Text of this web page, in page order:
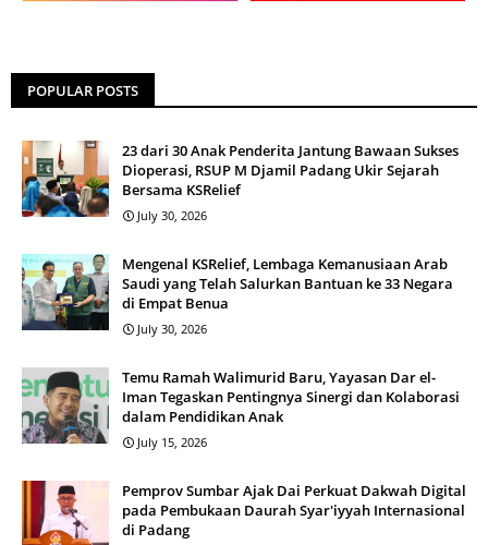
POPULAR POSTS
23 dari 30 Anak Penderita Jantung Bawaan Sukses
Dioperasi, RSUP M Djamil Padang Ukir Sejarah
Bersama KSRelief
July 30, 2026
Mengenal KSRelief, Lembaga Kemanusiaan Arab
Saudi yang Telah Salurkan Bantuan ke 33 Negara
di Empat Benua
July 30, 2026
Temu Ramah Walimurid Baru, Yayasan Dar el-
Iman Tegaskan Pentingnya Sinergi dan Kolaborasi
dalam Pendidikan Anak
July 15, 2026
Pemprov Sumbar Ajak Dai Perkuat Dakwah Digital
pada Pembukaan Daurah Syar'iyyah Internasional
di Padang